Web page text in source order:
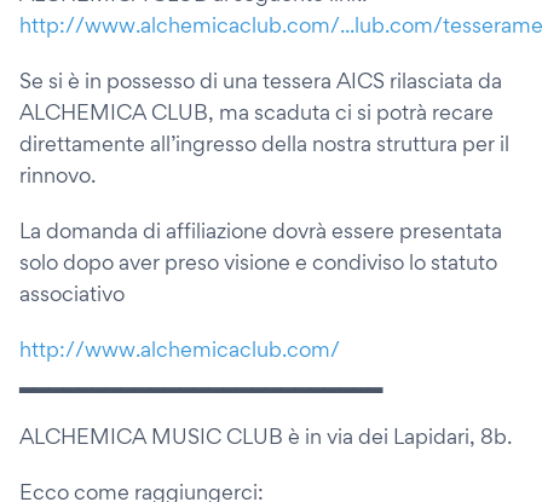
http://www.alchemicaclub.com/...lub.com/
Se si è in possesso di una tessera AICS rilasciata da
ALCHEMICA CLUB, ma scaduta ci si potrà recare
direttamente all’ingresso della nostra struttura per il
rinnovo.
La domanda di affiliazione dovrà essere presentata
solo dopo aver preso visione e condiviso lo statuto
associativo
http://www.alchemicaclub.com/
ALCHEMICA MUSIC CLUB è in via dei Lapidari, 8b.
Ecco come raggiungerci: